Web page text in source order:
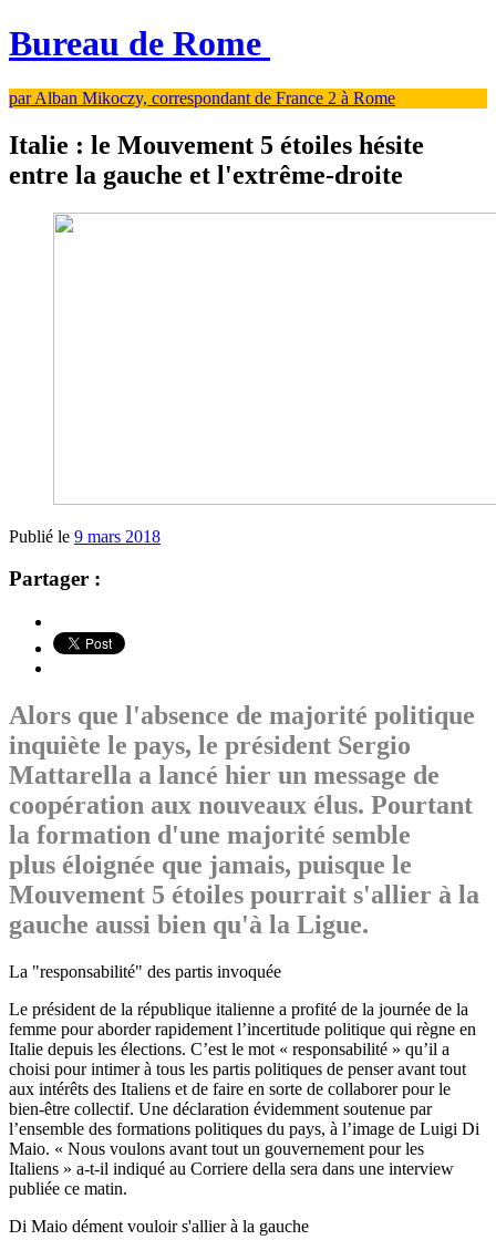
Bureau de Rome
par Alban Mikoczy, correspondant de France 2 à Rome
Italie : le Mouvement 5 étoiles hésite
entre la gauche et l'extrême-droite
Publié le 9 mars 2018
Partager :
Alors que l'absence de majorité politique
inquiète le pays, le président Sergio
Mattarella a lancé hier un message de
coopération aux nouveaux élus. Pourtant
la formation d'une majorité semble
plus éloignée que jamais, puisque le
Mouvement 5 étoiles pourrait s'allier à la
gauche aussi bien qu'à la Ligue.
La "responsabilité" des partis invoquée
Le président de la république italienne a profité de la journée de la
femme pour aborder rapidement l’incertitude politique qui règne en
Italie depuis les élections. C’est le mot « responsabilité » qu’il a
choisi pour intimer à tous les partis politiques de penser avant tout
aux intérêts des Italiens et de faire en sorte de collaborer pour le
bien-être collectif. Une déclaration évidemment soutenue par
l’ensemble des formations politiques du pays, à l’image de Luigi Di
Maio. « Nous voulons avant tout un gouvernement pour les
Italiens » a-t-il indiqué au Corriere della sera dans une interview
publiée ce matin.
Di Maio dément vouloir s'allier à la gauche